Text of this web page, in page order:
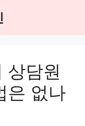
상담원
은 없나